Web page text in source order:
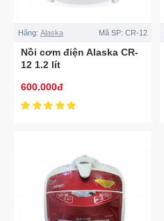
Hãng: Alaska Mã SP: CR-12
Nồi cơm điện Alaska CR-
12 1.2 lít
600.000đ